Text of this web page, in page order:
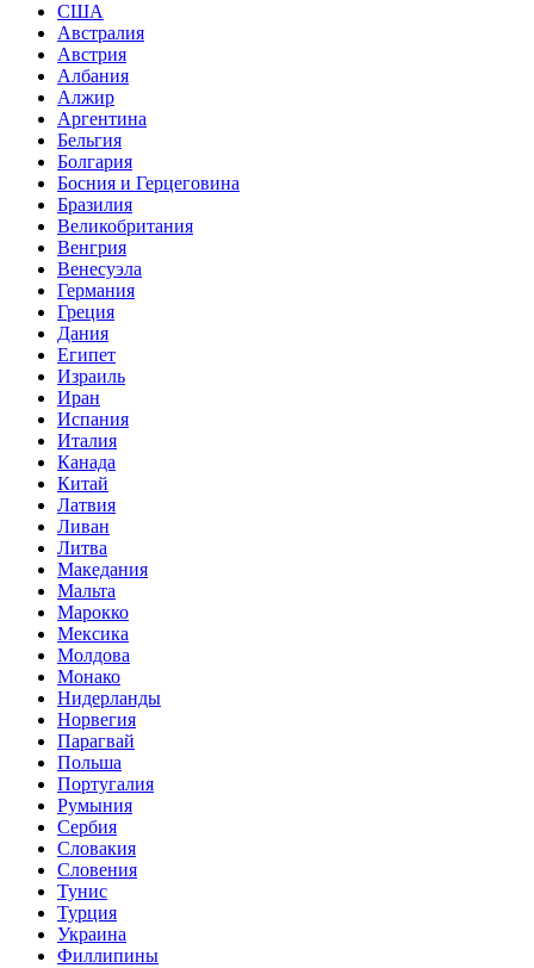
США
Австралия
Австрия
Албания
Алжир
Аргентина
Бельгия
Болгария
Босния и Герцеговина
Бразилия
Великобритания
Венгрия
Венесуэла
Германия
Греция
Дания
Египет
Израиль
Иран
Испания
Италия
Канада
Китай
Латвия
Ливан
Литва
Македания
Мальта
Марокко
Мексика
Молдова
Монако
Нидерланды
Норвегия
Парагвай
Польша
Португалия
Румыния
Сербия
Словакия
Словения
Тунис
Турция
Украина
Филлипины